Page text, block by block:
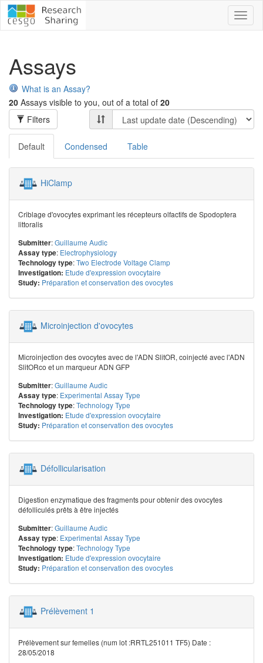
Assays
What is an Assay?
20 Assays visible to you, out of a total of 20
Filters
Default Condensed Table
HiClamp
Criblage d'ovocytes exprimant les récepteurs olfactifs de Spodoptera
littoralis
Submitter:Guillaume Audic
Assay type: Electrophysiology
Technology type:Two Electrode Voltage Clamp
Investigation: Etude d'expression ovocytaire
Study: Préparation et conservation des ovocytes
Microinjection d'ovocytes
Microinjection des ovocytes avec de l'ADN SlitOR, coinjecté avec l'ADN
SlitORco et un marqueur ADN GFP
Submitter:Guillaume Audic
Assay type: Experimental Assay Type
Technology type:Technology Type
Investigation: Etude d'expression ovocytaire
Study: Préparation et conservation des ovocytes
Défollicularisation
Digestion enzymatique des fragments pour obtenir des ovocytes
défolliculés prêts à être injectés
Submitter:Guillaume Audic
Assay type: Experimental Assay Type
Technology type:Technology Type
Investigation: Etude d'expression ovocytaire
Study: Préparation et conservation des ovocytes
Prélèvement 1
Prélèvement sur femelles (num lot :RRTL251011 TF5) Date :
28/05/2018